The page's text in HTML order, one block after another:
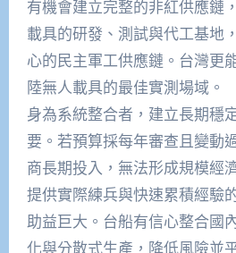
有機會建立完整的非紅供應鏈
載具的研發、測試與代工基地
心的民主軍工供應鏈。台灣更
陸無人載具的最佳實測場域。
身為系統整合者，建立長期穩
要。若預算採每年審查且變動
商長期投入，無法形成規模經
提供實際練兵與快速累積經驗
助益巨大。台船有信心整合國
化與分散式生產，降低風險並